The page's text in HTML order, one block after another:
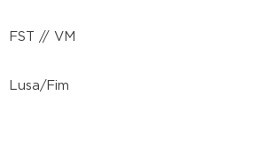
FST // VM
Lusa/Fim